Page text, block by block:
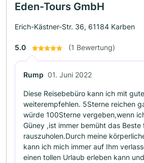
Eden-Tours GmbH
Erich-Kästner-Str. 36, 61184 Karben
5.0 (1 Bewertung)
Rump 01. Juni 2022
Diese Reisebebüro kann ich mit
weiterempfehlen. 5Sterne reichen
würde 100Sterne vergeben,wenn
Güney ,ist immer bemüht das Beste
rauszuholen.Durch meine
kann ich mich immer auf Ihm
einen tollen Urlaub erleben kann